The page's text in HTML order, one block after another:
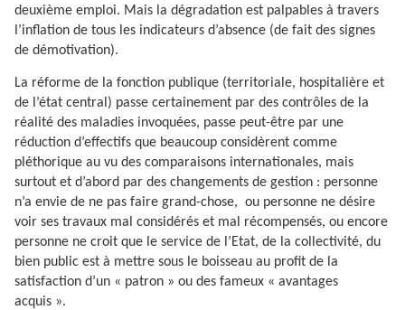
deuxième emploi. Mais la dégradation est palpables à travers
l’inflation de tous les indicateurs d’absence (de fait des signes
de démotivation).
La réforme de la fonction publique (territoriale, hospitalière et
de l’état central) passe certainement par des contrôles de la
réalité des maladies invoquées, passe peut-être par une
réduction d’effectifs que beaucoup considèrent comme
pléthorique au vu des comparaisons internationales, mais
surtout et d’abord par des changements de gestion : personne
n’a envie de ne pas faire grand-chose, ou personne ne désire
voir ses travaux mal considérés et mal récompensés, ou encore
personne ne croit que le service de l’Etat, de la collectivité, du
bien public est à mettre sous le boisseau au profit de la
satisfaction d’un « patron » ou des fameux « avantages
acquis ».